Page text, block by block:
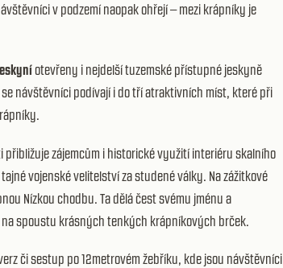
v podzemí naopak ohřejí – mezi krápníky je
otevřeny i nejdelší tuzemské přístupné jeskyně
návštěvníci podívají i do tří atraktivních míst, které při
přibližuje zájemcům i historické využití interiéru skalního
vojenské velitelství za studené války. Na zážitkové
Nízkou chodbu. Ta dělá čest svému jménu a
spoustu krásných tenkých krápníkových brček.
či sestup po 12metrovém žebříku, kde jsou návštěvníci